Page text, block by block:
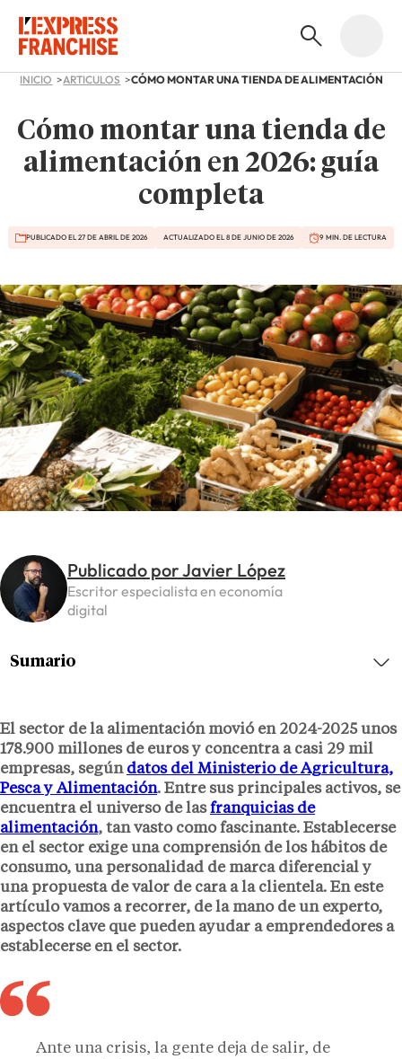
INICIO ARTICULOS
Cómo montar una tienda de
alimentación en 2026: guía
completa
PUBLICADO EL 27 DE ABRIL DE 2026 ACTUALIZADO EL 8 DE JUNIO DE 2026 9 MIN. DE LECTURA
Publicado por Javier López
Escritor especialista en economía
digital
El sector de la alimentación movió en 2024-2025 unos
178.900 millones de euros y concentra a casi 29 mil
empresas, según datos del Ministerio de Agricultura,
Pesca y Alimentación. Entre sus principales activos, se
encuentra el universo de lasfranquicias de
alimentación, tan vasto como fascinante. Establecerse
en el sector exige una comprensión de los hábitos de
consumo, una personalidad de marca diferencial y
una propuesta de valor de cara a la clientela. En este
artículo vamos a recorrer, de la mano de un experto,
aspectos clave que pueden ayudar a emprendedores a
establecerse en el sector.
Ante una crisis, la gente deja de salir, de
Sumario